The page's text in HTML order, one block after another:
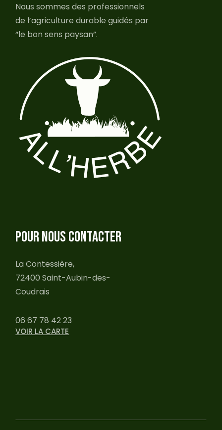
Nous sommes des professionnels
de l’agriculture durable guidés par
“le bon sens paysan”.
POUR NOUS CONTACTER
La Contessière,
72400 Saint-Aubin-des-
Coudrais
06 67 78 42 23
VOIR LA CARTE